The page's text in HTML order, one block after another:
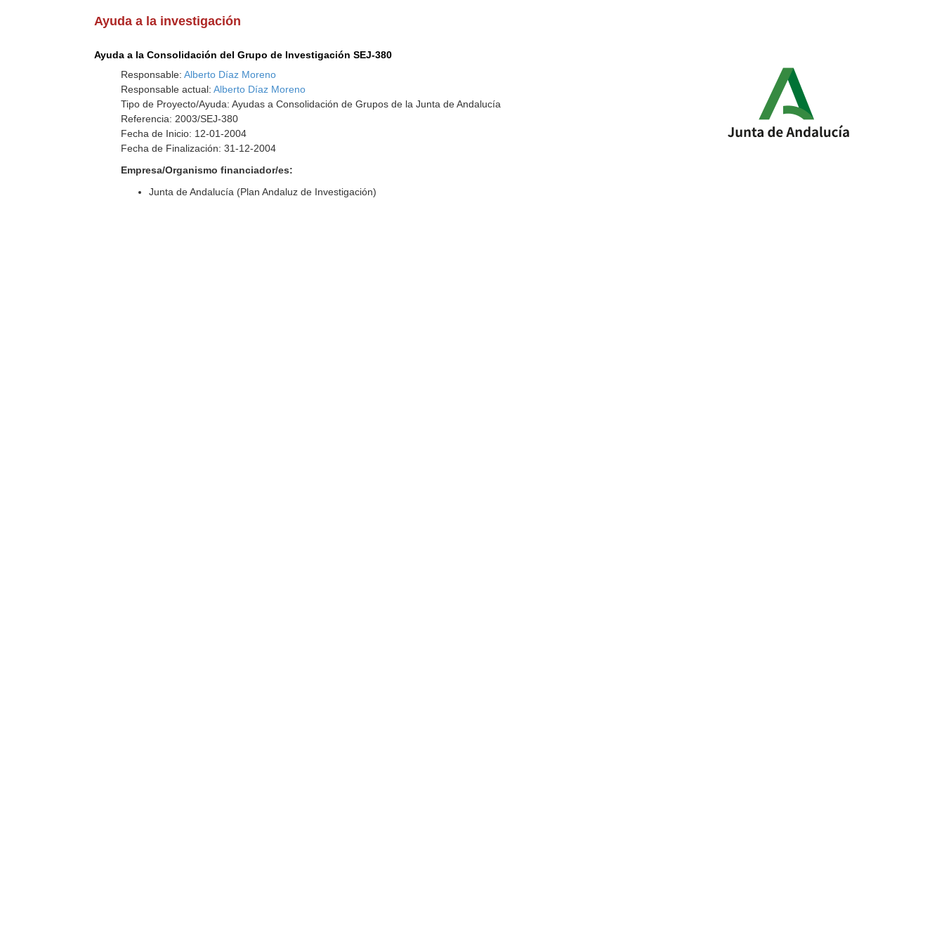
Ayuda a la investigación
Ayuda a la Consolidación del Grupo de Investigación SEJ-380
Responsable:Alberto Díaz Moreno
Responsable actual:Alberto Díaz Moreno
Tipo de Proyecto/Ayuda: Ayudas a Consolidación de Grupos de la Junta de Andalucía
Referencia: 2003/SEJ-380
Fecha de Inicio: 12-01-2004
Fecha de Finalización: 31-12-2004
Empresa/Organismo financiador/es:
Junta de Andalucía (Plan Andaluz de Investigación)